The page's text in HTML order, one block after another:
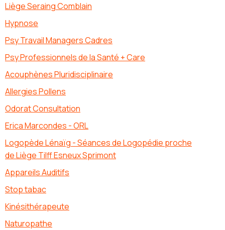
Liège Seraing Comblain
Hypnose
Psy Travail Managers Cadres
Psy Professionnels de la Santé + Care
Acouphènes Pluridisciplinaire
Allergies Pollens
Odorat Consultation
Erica Marcondes - ORL
Logopède Lénaïg - Séances de Logopédie proche
de Liège Tilff Esneux Sprimont
Appareils Auditifs
Stop tabac
Kinésithérapeute
Naturopathe